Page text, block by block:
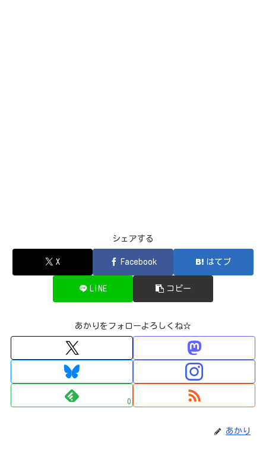
シェアする
X Facebook はてブ
LINE コピー
あかりをフォローよろしくね☆
0
あかり